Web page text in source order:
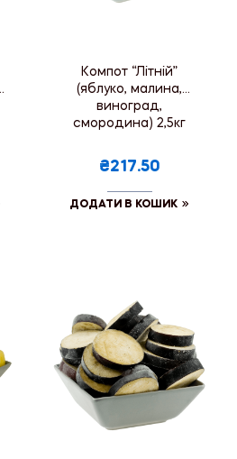
Компот “Літній”
(яблуко, малина,
виноград,
смородина) 2,5кг
₴217.50
ДОДАТИ В КОШИК